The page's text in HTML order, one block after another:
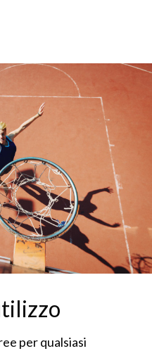
per qualsiasi